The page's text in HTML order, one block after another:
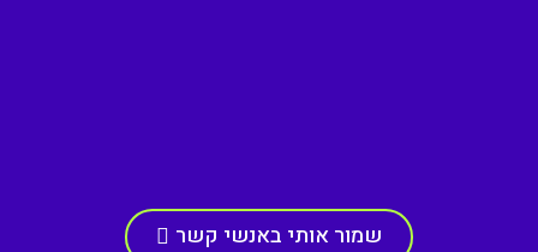
שמור אותי באנשי קשר